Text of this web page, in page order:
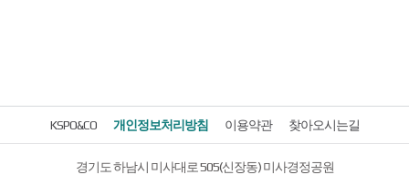
KSPO&CO 개인정보처리방침 이용약관 찾아오시는길
경기도 하남시 미사대로 505(신장동) 미사경정공원